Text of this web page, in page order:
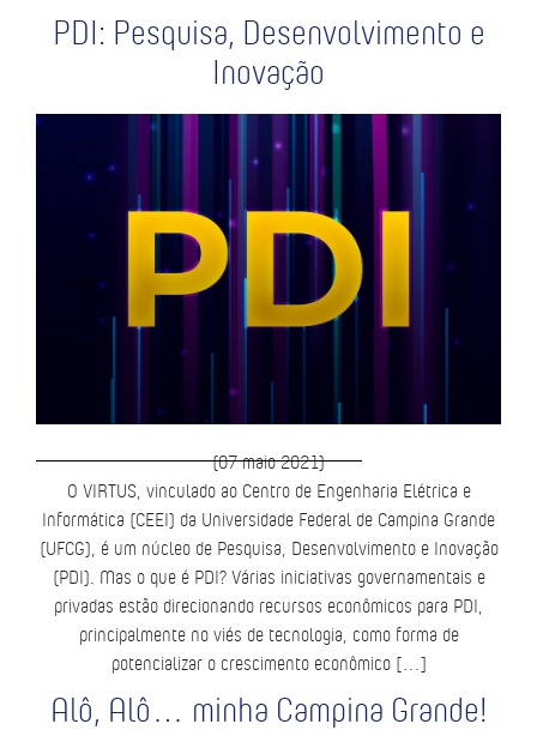
PDI: Pesquisa, Desenvolvimento e
Inovação
(07 maio 2021)
O VIRTUS, vinculado ao Centro de Engenharia Elétrica e
Informática (CEEI) da Universidade Federal de Campina Grande
(UFCG), é um núcleo de Pesquisa, Desenvolvimento e Inovação
(PDI). Mas o que é PDI? Várias iniciativas governamentais e
privadas estão direcionando recursos econômicos para PDI,
principalmente no viés de tecnologia, como forma de
potencializar o crescimento econômico […]
Alô, Alô… minha Campina Grande!